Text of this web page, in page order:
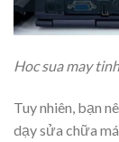
Hoc sua may
Tuy nhiên, bạn
dạy sửa chữa